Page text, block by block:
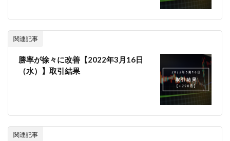
関連記事
勝率が徐々に改善【2022年3月16日
（水）】取引結果
関連記事